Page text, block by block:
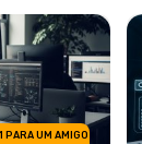
PARA UM AMIGO